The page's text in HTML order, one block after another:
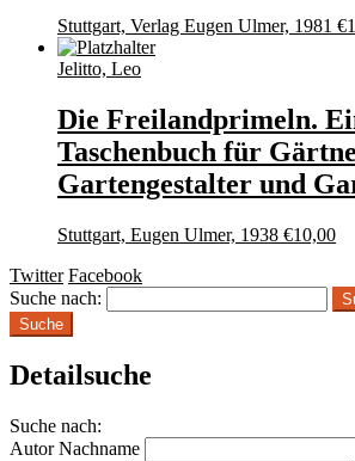
Stuttgart, Verlag Eugen Ulmer, 1981 €
Jelitto, Leo
Die Freilandprimeln.
Taschenbuch für
Gartengestalter und
Stuttgart, Eugen Ulmer, 1938 €10,00
Twitter Facebook
Suche nach:
Suche
Detailsuche
Suche nach:
Autor Nachname